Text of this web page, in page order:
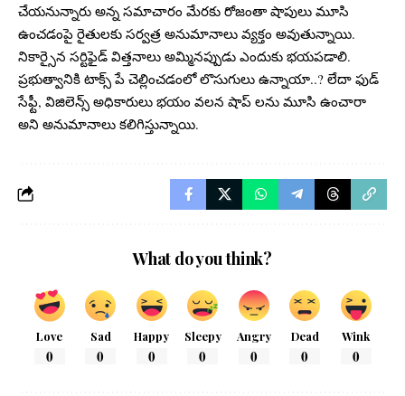
చేయనున్నారు అన్న సమాచారం మేరకు రోజంతా షాపులు మూసి
ఉంచడంపై రైతులకు సర్వత్ర అనుమానాలు వ్యక్తం అవుతున్నాయి.
నికార్సైన సర్టిఫైడ్ విత్తనాలు అమ్మినప్పుడు ఎందుకు భయపడాలి.
ప్రభుత్వానికి టాక్స్ పే చెల్లించడంలో లొసుగులు ఉన్నాయా..? లేదా ఫుడ్
సేఫ్టీ, విజిలెన్స్ అధికారులు భయం వలన షాప్ లను మూసి ఉంచారా
అని అనుమానాలు కలిగిస్తున్నాయి.
What do you think?
Love
0
Sad
0
Happy
0
Sleepy
0
Angry
0
Dead
0
Wink
0